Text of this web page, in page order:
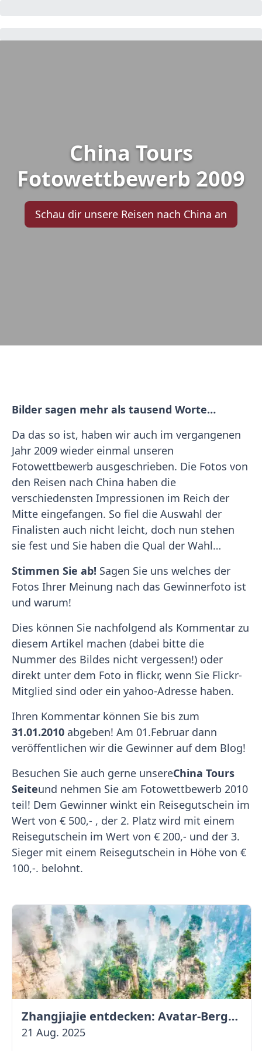
China Tours
Fotowettbewerb 2009
Schau dir unsere Reisen nach China an
Bilder sagen mehr als tausend Worte…
Da das so ist, haben wir auch im vergangenen
Jahr 2009 wieder einmal unseren
Fotowettbewerb ausgeschrieben. Die Fotos von
den Reisen nach China haben die
verschiedensten Impressionen im Reich der
Mitte eingefangen. So fiel die Auswahl der
Finalisten auch nicht leicht, doch nun stehen
sie fest und Sie haben die Qual der Wahl…
Stimmen Sie ab! Sagen Sie uns welches der
Fotos Ihrer Meinung nach das Gewinnerfoto ist
und warum!
Dies können Sie nachfolgend als Kommentar zu
diesem Artikel machen (dabei bitte die
Nummer des Bildes nicht vergessen!) oder
direkt unter dem Foto in flickr, wenn Sie Flickr-
Mitglied sind oder ein yahoo-Adresse haben.
Ihren Kommentar können Sie bis zum
31.01.2010 abgeben! Am 01.Februar dann
veröffentlichen wir die Gewinner auf dem Blog!
Besuchen Sie auch gerne unsereChina Tours
Seiteund nehmen Sie am Fotowettbewerb 2010
teil! Dem Gewinner winkt ein Reisegutschein im
Wert von € 500,- , der 2. Platz wird mit einem
Reisegutschein im Wert von € 200,- und der 3.
Sieger mit einem Reisegutschein in Höhe von €
100,-. belohnt.
Zhangjiajie entdecken: Avatar-Berge & Altstadt von Fenghuang
21 Aug. 2025